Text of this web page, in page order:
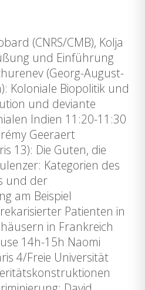
(CNRS/CMB), Kolja
und Einführung
(Georg-August-
Koloniale Biopolitik und
und deviante
Indien 11:20-11:30
Geeraert
13): Die Guten, die
Kategorien des
und der
am Beispiel
Patienten in
in Frankreich
14h-15h Naomi
4/Freie Universität